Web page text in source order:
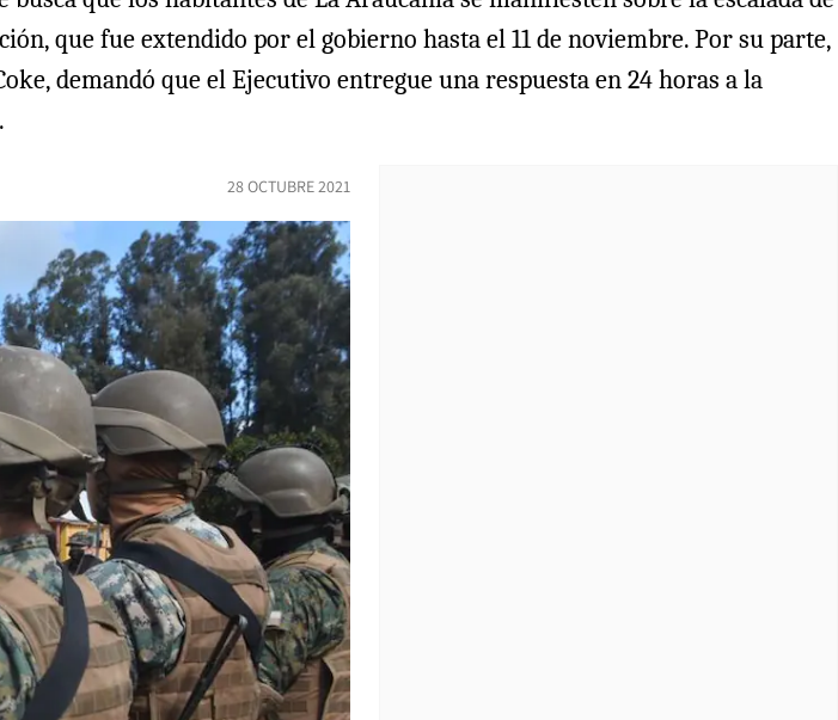
que fue extendido por el gobierno hasta el 11 de noviembre. Por su parte,
demandó que el Ejecutivo entregue una respuesta en 24 horas a la
28 OCTUBRE 2021